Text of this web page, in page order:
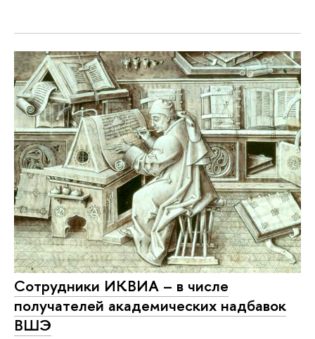
Сотрудники ИКВИА – в числе
получателей академических надбавок
ВШЭ